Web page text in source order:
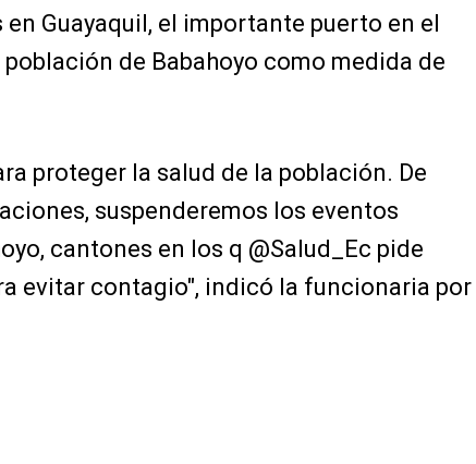
Guayaquil, el importante puerto en el
de Babahoyo como medida de
proteger la salud de la población. De
suspenderemos los eventos
cantones en los q @Salud_Ec pide
evitar contagio", indicó la funcionaria por